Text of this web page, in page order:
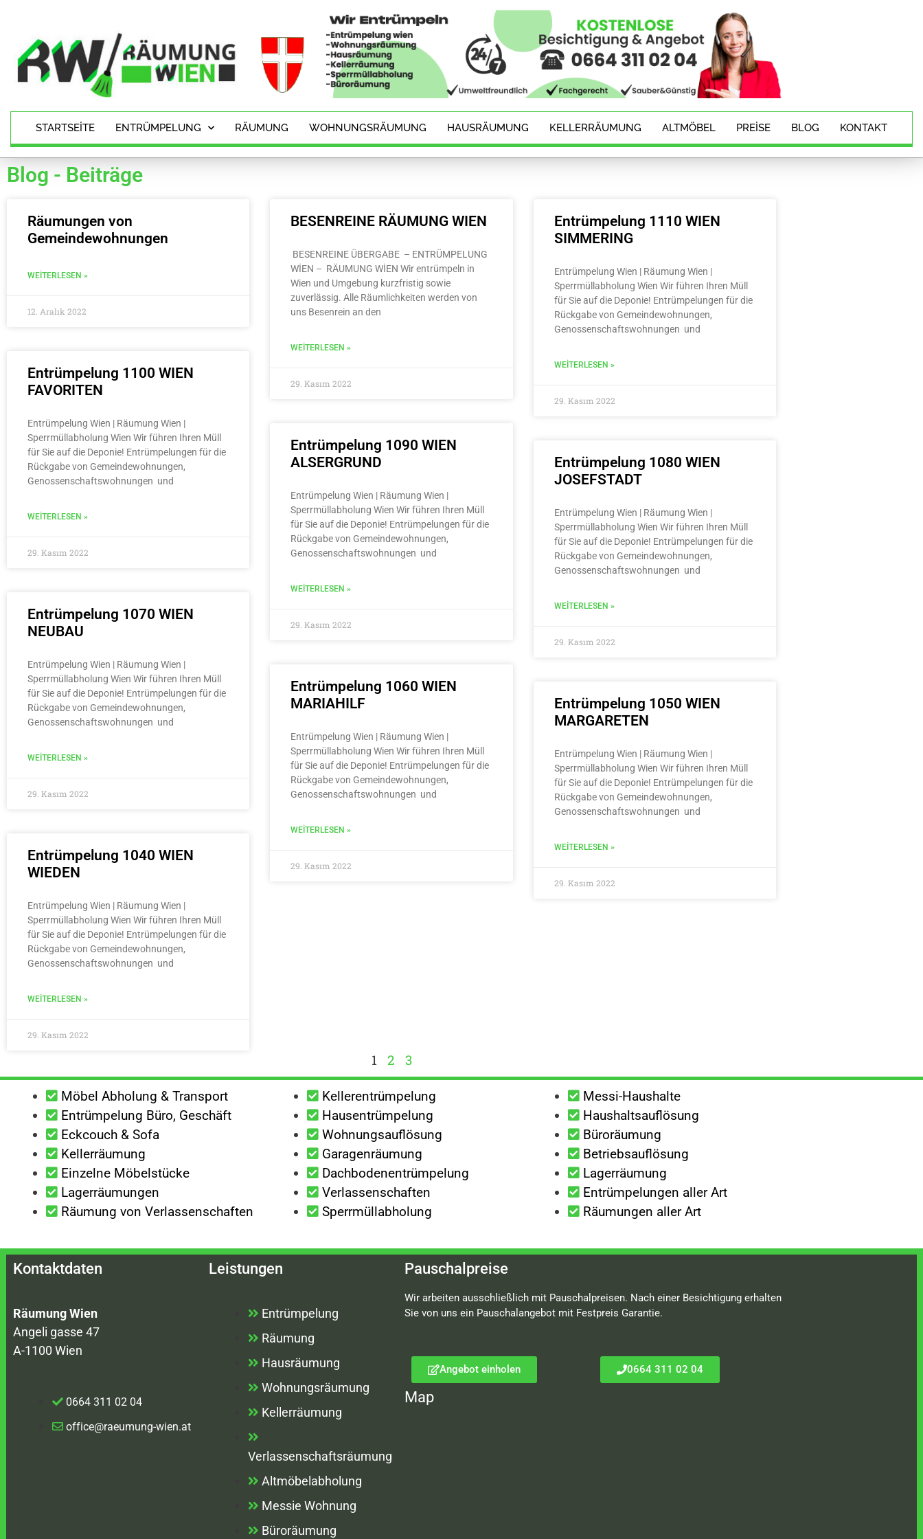
STARTSEITE ENTRÜMPELUNG RÄUMUNG WOHNUNGSRÄUMUNG HAUSRÄUMUNG KELLERRÄUMUNG ALTMÖBEL PREISE BLOG KONTAKT
Blog - Beiträge
Räumungen von
Gemeindewohnungen
WEITERLESEN »
12. Aralık 2022
BESENREINE RÄUMUNG WIEN
BESENREINE ÜBERGABE – ENTRÜMPELUNG
WİEN – RÄUMUNG WİEN Wir entrümpeln in
Wien und Umgebung kurzfristig sowie
zuverlässig. Alle Räumlichkeiten werden von
uns Besenrein an den
WEITERLESEN »
29. Kasım 2022
Entrümpelung 1110 WIEN
SIMMERING
Entrümpelung Wien | Räumung Wien |
Sperrmüllabholung Wien Wir führen Ihren Müll
für Sie auf die Deponie! Entrümpelungen für die
Rückgabe von Gemeindewohnungen,
Genossenschaftswohnungen und
WEITERLESEN »
29. Kasım 2022
Entrümpelung 1100 WIEN
FAVORITEN
Entrümpelung Wien | Räumung Wien |
Sperrmüllabholung Wien Wir führen Ihren Müll
für Sie auf die Deponie! Entrümpelungen für die
Rückgabe von Gemeindewohnungen,
Genossenschaftswohnungen und
WEITERLESEN »
29. Kasım 2022
Entrümpelung 1090 WIEN
ALSERGRUND
Entrümpelung Wien | Räumung Wien |
Sperrmüllabholung Wien Wir führen Ihren Müll
für Sie auf die Deponie! Entrümpelungen für die
Rückgabe von Gemeindewohnungen,
Genossenschaftswohnungen und
WEITERLESEN »
29. Kasım 2022
Entrümpelung 1080 WIEN
JOSEFSTADT
Entrümpelung Wien | Räumung Wien |
Sperrmüllabholung Wien Wir führen Ihren Müll
für Sie auf die Deponie! Entrümpelungen für die
Rückgabe von Gemeindewohnungen,
Genossenschaftswohnungen und
WEITERLESEN »
29. Kasım 2022
Entrümpelung 1070 WIEN
NEUBAU
Entrümpelung Wien | Räumung Wien |
Sperrmüllabholung Wien Wir führen Ihren Müll
für Sie auf die Deponie! Entrümpelungen für die
Rückgabe von Gemeindewohnungen,
Genossenschaftswohnungen und
WEITERLESEN »
29. Kasım 2022
Entrümpelung 1060 WIEN
MARIAHILF
Entrümpelung Wien | Räumung Wien |
Sperrmüllabholung Wien Wir führen Ihren Müll
für Sie auf die Deponie! Entrümpelungen für die
Rückgabe von Gemeindewohnungen,
Genossenschaftswohnungen und
WEITERLESEN »
29. Kasım 2022
Entrümpelung 1050 WIEN
MARGARETEN
Entrümpelung Wien | Räumung Wien |
Sperrmüllabholung Wien Wir führen Ihren Müll
für Sie auf die Deponie! Entrümpelungen für die
Rückgabe von Gemeindewohnungen,
Genossenschaftswohnungen und
WEITERLESEN »
29. Kasım 2022
Entrümpelung 1040 WIEN
WIEDEN
Entrümpelung Wien | Räumung Wien |
Sperrmüllabholung Wien Wir führen Ihren Müll
für Sie auf die Deponie! Entrümpelungen für die
Rückgabe von Gemeindewohnungen,
Genossenschaftswohnungen und
WEITERLESEN »
29. Kasım 2022
1 2 3
Möbel Abholung & Transport
Entrümpelung Büro, Geschäft
Eckcouch & Sofa
Kellerräumung
Einzelne Möbelstücke
Lagerräumungen
Räumung von Verlassenschaften
Kellerentrümpelung
Hausentrümpelung
Wohnungsauflösung
Garagenräumung
Dachbodenentrümpelung
Verlassenschaften
Sperrmüllabholung
Messi-Haushalte
Haushaltsauflösung
Büroräumung
Betriebsauflösung
Lagerräumung
Entrümpelungen aller Art
Räumungen aller Art
Kontaktdaten
Räumung Wien
Angeli gasse 47
A-1100 Wien
0664 311 02 04
office@raeumung-wien.at
Leistungen
Entrümpelung
Räumung
Hausräumung
Wohnungsräumung
Kellerräumung
Verlassenschaftsräumung
Altmöbelabholung
Messie Wohnung
Büroräumung
Pauschalpreise
Wir arbeiten ausschließlich mit Pauschalpreisen. Nach einer Besichtigung erhalten
Sie von uns ein Pauschalangebot mit Festpreis Garantie.
Angebot einholen 0664 311 02 04
Map